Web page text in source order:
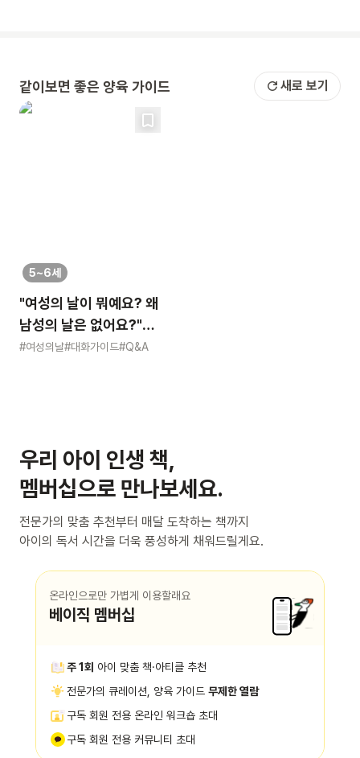
같이보면 좋은 양육 가이드 새로 보기
5~6세
"여성의 날이 뭐예요? 왜
남성의 날은 없어요?"
묻는 어린이에게 이렇게
#여성의날#대화가이드#Q&A
우리 아이 인생 책,
멤버십으로 만나보세요.
전문가의 맞춤 추천부터 매달 도착하는 책까지
아이의 독서 시간을 더욱 풍성하게 채워드릴게요.
온라인으로만 가볍게 이용할래요
베이직 멤버십
주 1회 아이 맞춤 책·아티클 추천
전문가의 큐레이션, 양육 가이드 무제한 열람
구독 회원 전용 온라인 워크숍 초대
구독 회원 전용 커뮤니티 초대